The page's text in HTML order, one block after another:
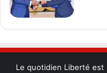
Le quotidien Liberté